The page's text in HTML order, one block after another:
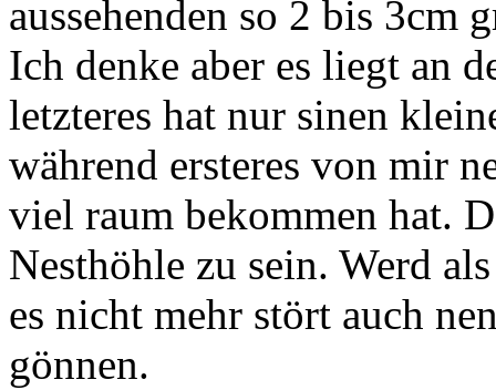
aussehenden so 2 bis 3cm
Ich denke aber es liegt an
letzteres hat nur sinen
während ersteres von mir
viel raum bekommen hat.
Nesthöhle zu sein. Werd
es nicht mehr stört auch
gönnen.